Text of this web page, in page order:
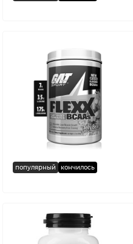
популярный кончилось